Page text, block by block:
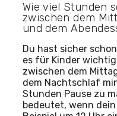
Wie viel Stunden
zwischen dem
und dem
Du hast sicher
es für Kinder
zwischen dem
dem Nachtschlaf
Stunden Pause zu
bedeutet, wenn